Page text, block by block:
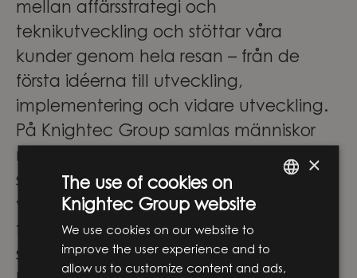
mellan affärsstrategi och
teknikutveckling och stöttar våra
kunder genom hela resan – från de
första idéerna till utveckling,
implementering och vidare utveckling.
På Knightec Group samlas människor
med olika perspektiv, erfarenheter och
specialistområden. Tillsammans skapar
vi innovation som gör verklig skillnad –
för företag, människor och samhället i
stort.
×
The use of cookies on
Knightec Group website
We use cookies on our website to
improve the user experience and to
allow us to customize content and ads,